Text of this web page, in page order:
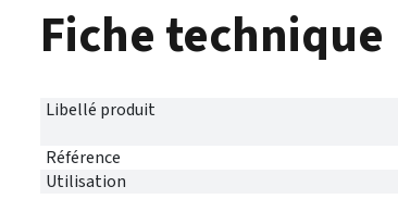
Fiche technique
Libellé produit
Référence
Utilisation